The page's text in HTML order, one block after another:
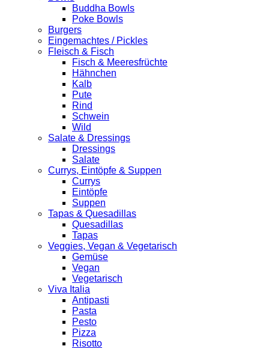
Buddha Bowls
Poke Bowls
Burgers
Eingemachtes / Pickles
Fleisch & Fisch
Fisch & Meeresfrüchte
Hähnchen
Kalb
Pute
Rind
Schwein
Wild
Salate & Dressings
Dressings
Salate
Currys, Eintöpfe & Suppen
Currys
Eintöpfe
Suppen
Tapas & Quesadillas
Quesadillas
Tapas
Veggies, Vegan & Vegetarisch
Gemüse
Vegan
Vegetarisch
Viva Italia
Antipasti
Pasta
Pesto
Pizza
Risotto